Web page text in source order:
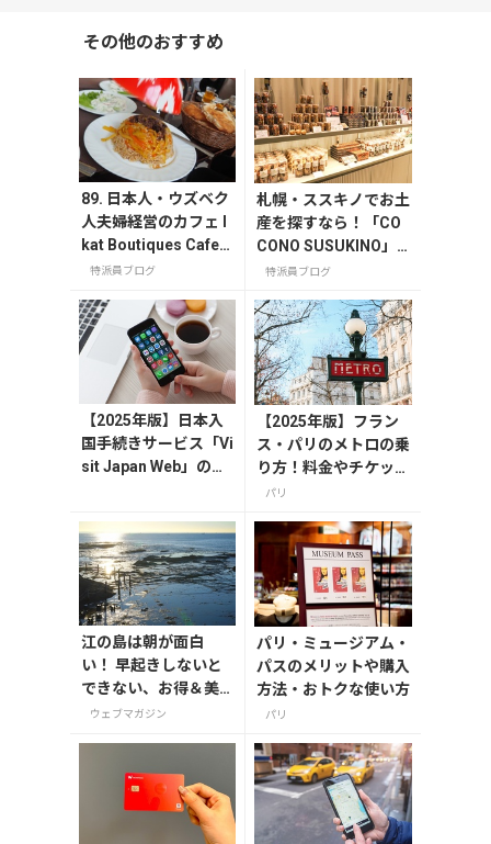
その他のおすすめ
89. 日本人・ウズベク
人夫婦経営のカフェ I
kat Boutiques Cafe
はサマルカンド旅の
特派員ブログ
札幌・ススキノでお土
産を探すなら！「CO
CONO SUSUKINO」
お土産編
特派員ブログ
【2025年版】日本入
国手続きサービス「Vi
sit Japan Web」の登
【2025年版】フラン
ス・パリのメトロの乗
り方！料金やチケット
の種類、注意点を解説
パリ
江の島は朝が面白
い！ 早起きしないと
できない、お得＆美
味しいがたくさんの
ウェブマガジン
パリ・ミュージアム・
パスのメリットや購入
方法・おトクな使い方
パリ